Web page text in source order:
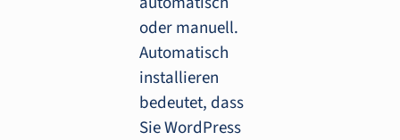
oder manuell.
Automatisch
installieren
bedeutet, dass
Sie WordPress